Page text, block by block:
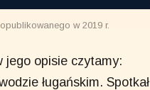
opublikowanego w 2019 r.
jego opisie czytamy:
ługańskim. Spotkał